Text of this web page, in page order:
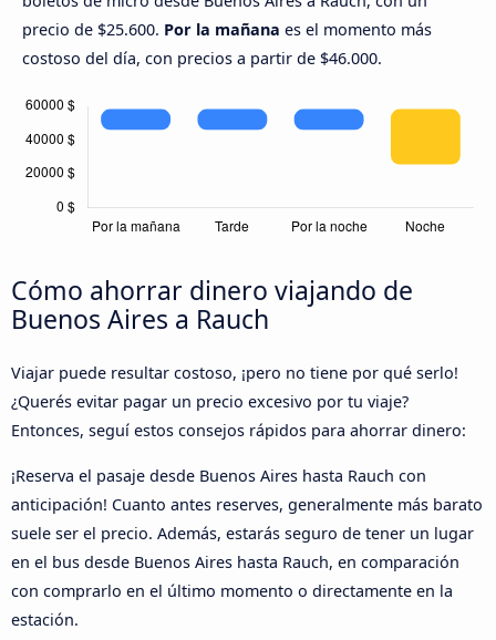
precio de $25.600. Por la mañana es el momento más
costoso del día, con precios a partir de $46.000.
Cómo ahorrar dinero viajando de
Buenos Aires a Rauch
Viajar puede resultar costoso, ¡pero no tiene por qué serlo!
¿Querés evitar pagar un precio excesivo por tu viaje?
Entonces, seguí estos consejos rápidos para ahorrar dinero:
¡Reserva el pasaje desde Buenos Aires hasta Rauch con
anticipación! Cuanto antes reserves, generalmente más barato
suele ser el precio. Además, estarás seguro de tener un lugar
en el bus desde Buenos Aires hasta Rauch, en comparación
con comprarlo en el último momento o directamente en la
estación.